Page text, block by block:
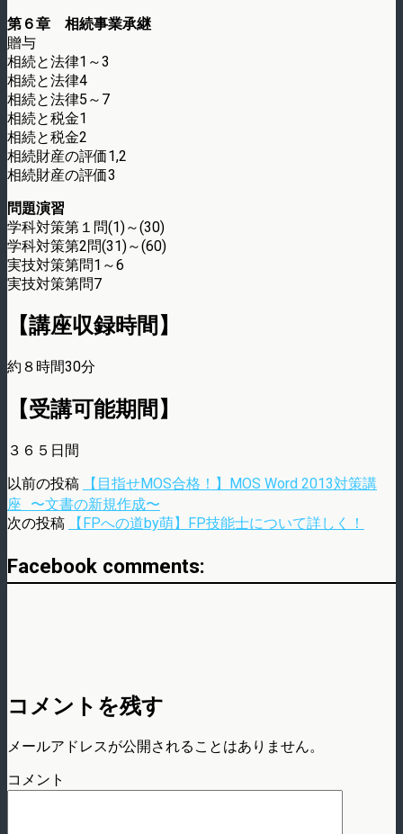
第６章 相続事業承継
贈与
相続と法律1～3
相続と法律4
相続と法律5～7
相続と税金1
相続と税金2
相続財産の評価1,2
相続財産の評価3
問題演習
学科対策第１問(1)～(30)
学科対策第2問(31)～(60)
実技対策第問1～6
実技対策第問7
【講座収録時間】
約８時間30分
【受講可能期間】
３６５日間
以前の投稿
【目指せMOS合格！】MOS Word 2013対策講
座 〜文書の新規作成〜
次の投稿
【FPへの道by萌】FP技能士について詳しく！
Facebook comments:
コメントを残す
メールアドレスが公開されることはありません。
コメント